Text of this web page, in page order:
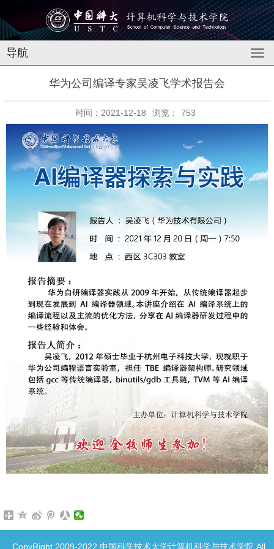
导航
华为公司编译专家吴凌飞学术报告会
时间：2021-12-18 浏览： 753
CopyRight 2009-2022 中国科学技术大学计算机科学与技术学院 All